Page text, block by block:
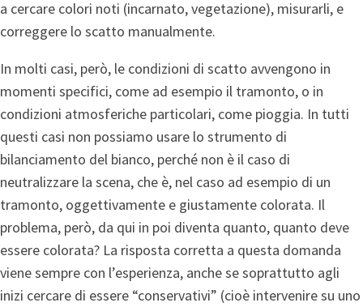
a cercare colori noti (incarnato, vegetazione), misurarli, e
correggere lo scatto manualmente.
In molti casi, però, le condizioni di scatto avvengono in
momenti specifici, come ad esempio il tramonto, o in
condizioni atmosferiche particolari, come pioggia. In tutti
questi casi non possiamo usare lo strumento di
bilanciamento del bianco, perché non è il caso di
neutralizzare la scena, che è, nel caso ad esempio di un
tramonto, oggettivamente e giustamente colorata. Il
problema, però, da qui in poi diventa quanto, quanto deve
essere colorata? La risposta corretta a questa domanda
viene sempre con l’esperienza, anche se soprattutto agli
inizi cercare di essere “conservativi” (cioè intervenire su uno